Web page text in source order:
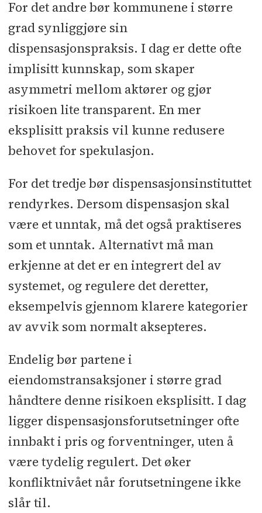
For det andre bør kommunene i større
grad synliggjøre sin
dispensasjonspraksis. I dag er dette ofte
implisitt kunnskap, som skaper
asymmetri mellom aktører og gjør
risikoen lite transparent. En mer
eksplisitt praksis vil kunne redusere
behovet for spekulasjon.
For det tredje bør dispensasjonsinstituttet
rendyrkes. Dersom dispensasjon skal
være et unntak, må det også praktiseres
som et unntak. Alternativt må man
erkjenne at det er en integrert del av
systemet, og regulere det deretter,
eksempelvis gjennom klarere kategorier
av avvik som normalt aksepteres.
Endelig bør partene i
eiendomstransaksjoner i større grad
håndtere denne risikoen eksplisitt. I dag
ligger dispensasjonsforutsetninger ofte
innbakt i pris og forventninger, uten å
være tydelig regulert. Det øker
konfliktnivået når forutsetningene ikke
slår til.